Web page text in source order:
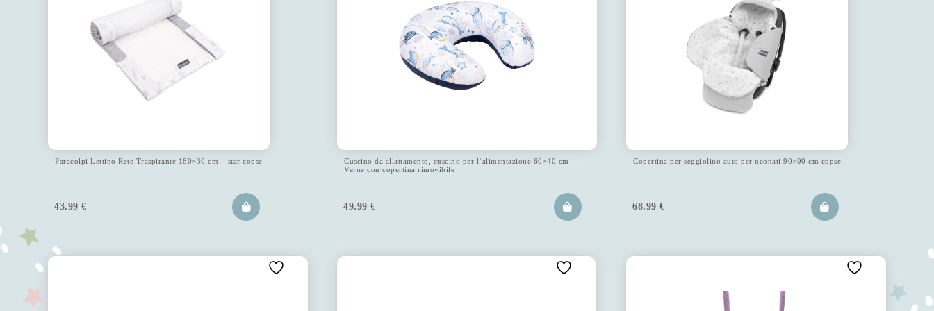
Paracolpi Lettino Rete Traspirante 180×30 cm – star copse
43.99 €
Cuscino da allattamento, cuscino per l’alimentazione 60×40 cm
Verne con copertina rimovibile
49.99 €
Copertina per seggiolino auto per neonati 90×90 cm copse
68.99 €